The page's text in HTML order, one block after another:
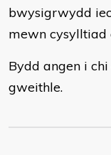
bwysigrwydd
mewn
Bydd angen i
gweithle.